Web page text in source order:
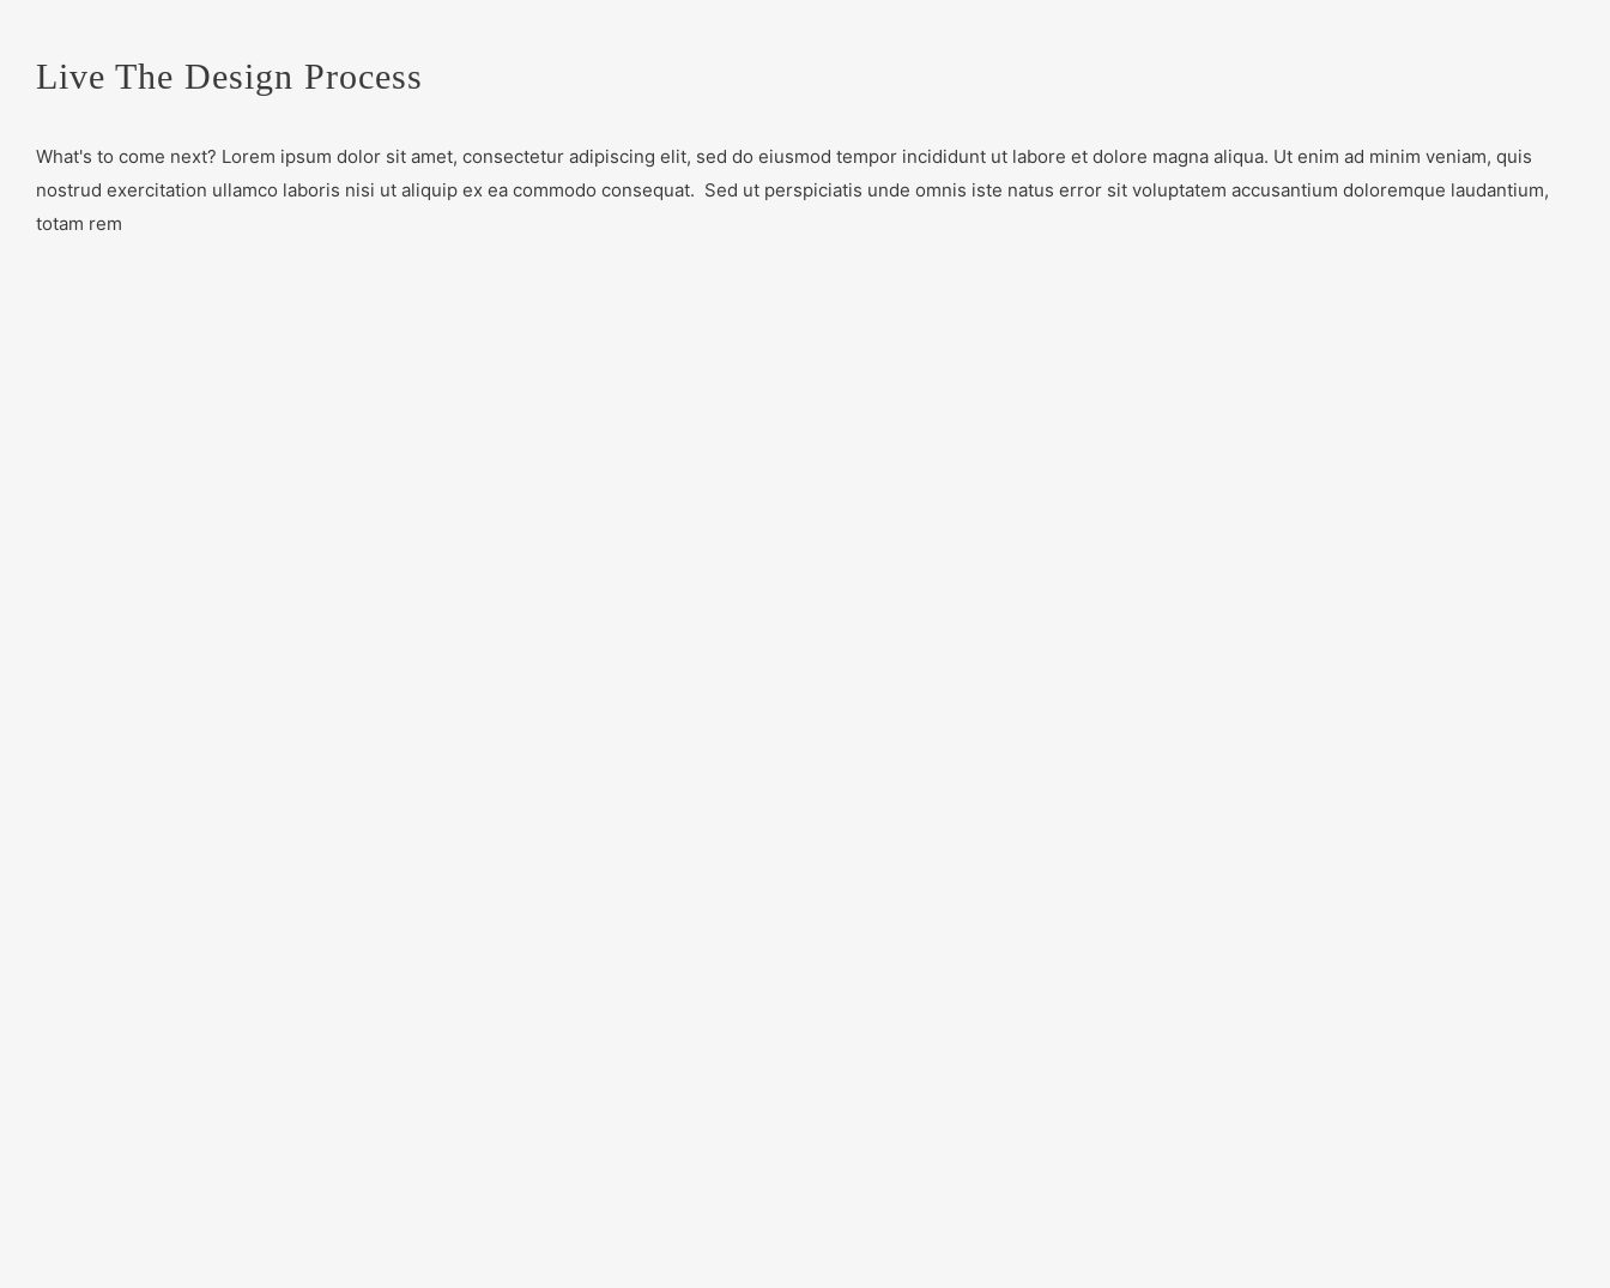
Live The Design Process
What's to come next? Lorem ipsum dolor sit amet, consectetur adipiscing elit, sed do eiusmod tempor incididunt ut labore et dolore magna aliqua. Ut enim ad minim veniam, quis
nostrud exercitation ullamco laboris nisi ut aliquip ex ea commodo consequat. Sed ut perspiciatis unde omnis iste natus error sit voluptatem accusantium doloremque laudantium,
totam rem